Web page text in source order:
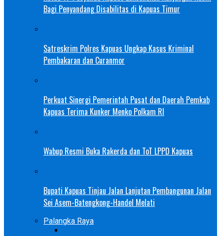
Bagi Penyandang Disabilitas di Kapuas Timur
Satreskrim Polres Kapuas Ungkap Kasus Kriminal
Pembakaran dan Curanmor
Perkuat Sinergi Pemerintah Pusat dan Daerah Pemkab
Kapuas Terima Kunker Menko Polkam RI
Wabup Resmi Buka Rakerda dan ToT LPPD Kapuas
Bupati Kapuas Tinjau Jalan Lanjutan Pembangunan Jalan
Sei Asem-Batengkong-Handel Melati
Palangka Raya